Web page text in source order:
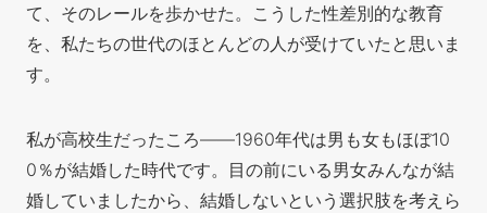
て、そのレールを歩かせた。こうした性差別的な教育
を、私たちの世代のほとんどの人が受けていたと思いま
す。
私が高校生だったころ――1960年代は男も女もほぼ10
0％が結婚した時代です。目の前にいる男女みんなが結
婚していましたから、結婚しないという選択肢を考えら